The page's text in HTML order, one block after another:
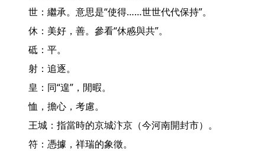
世：繼承。意思是“使得……世世代代保持”。
休：美好，善。參看“休慼與共”。
砥：平。
射：追逐。
皇：同“遑”，閒暇。
恤，擔心，考慮。
王城：指當時的京城汴京（今河南開封市）。
符：憑據，祥瑞的象徵。